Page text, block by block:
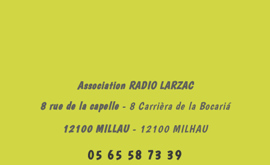
Association RADIO LARZAC
8 rue de la capelle- 8 Carrièra de la Bocariá
12100 MILLAU- 12100 MILHAU
05 65 58 73 39